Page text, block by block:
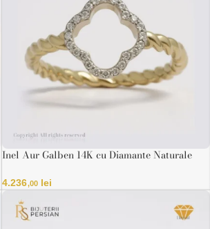
Inel Aur Galben 14K cu Diamante Naturale
4.236,00lei